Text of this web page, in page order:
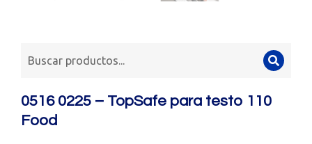
0516 0225 – TopSafe para testo 110
Food